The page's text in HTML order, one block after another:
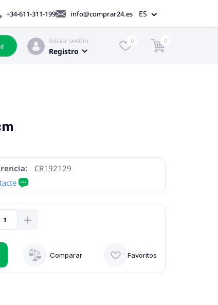
+34-611-311-199 info@comprar24.es ES
Iniciar sesión
Registro
0 0
CR192129
Favoritos
Comparar